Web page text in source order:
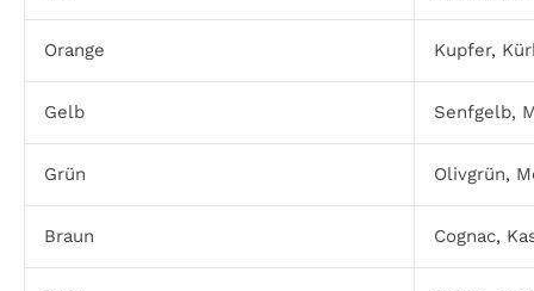
Orange Kupfer,
Gelb Senfgelb,
Grün Olivgrün,
Braun Cognac,